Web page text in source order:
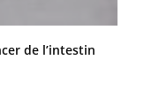
de l’intestin